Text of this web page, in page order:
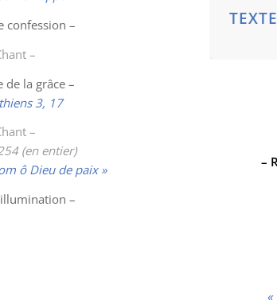
confession –
–
de la grâce –
3, 17
–
(en entier)
ô Dieu de paix »
–
–
«